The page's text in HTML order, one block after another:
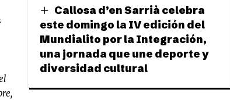
Callosa d’en Sarrià celebra
este domingo la IV edición del
Mundialito por la Integración,
una jornada que une deporte y
diversidad cultural